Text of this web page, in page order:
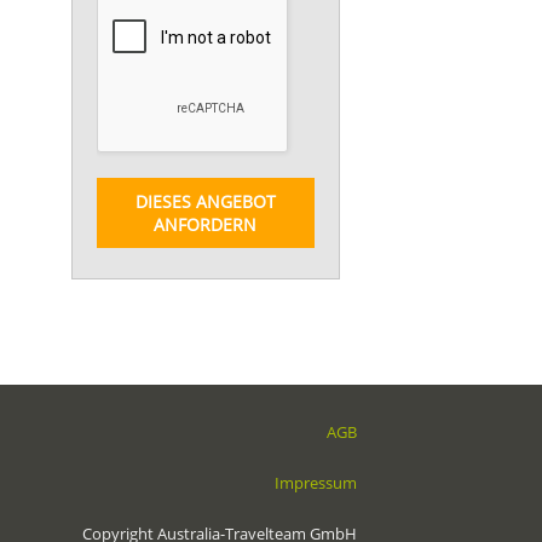
DIESES ANGEBOT
ANFORDERN
AGB
Impressum
Copyright Australia-Travelteam GmbH